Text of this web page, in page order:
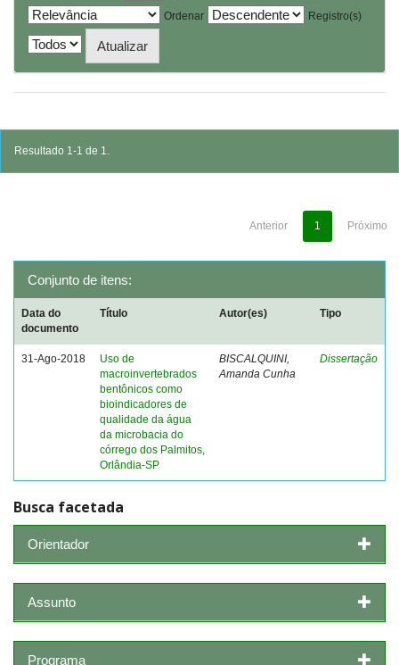
Ordenar
Registro(s)
Resultado 1-1 de 1.
Anterior 1 Próximo
Conjunto de itens:
Data do
documento
Título Autor(es) Tipo
31-Ago-2018
Uso de
macroinvertebrados
bentônicos como
bioindicadores de
qualidade da água
da microbacia do
córrego dos Palmitos,
Orlândia-SP
BISCALQUINI,
Amanda Cunha
Dissertação
Busca facetada
Orientador
Assunto
Programa